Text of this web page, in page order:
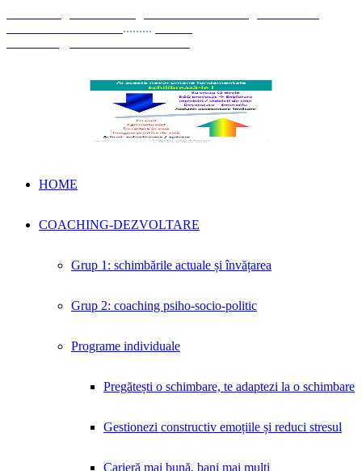
.........
HOME
COACHING-DEZVOLTARE
Grup 1: schimbările actuale și învățarea
Grup 2: coaching psiho-socio-politic
Programe individuale
Pregătești o schimbare, te adaptezi la o schimbare
Gestionezi constructiv emoțiile și reduci stresul
Carieră mai bună, bani mai mulți